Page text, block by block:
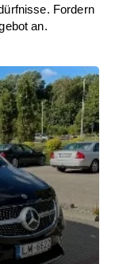
Fordern
an.